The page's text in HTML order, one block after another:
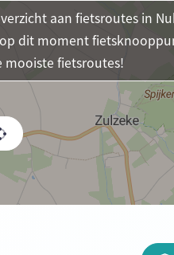
aan fietsroutes in
dit moment
mooiste fietsroutes!